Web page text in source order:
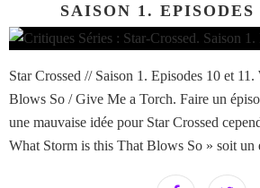
SAISON 1. EPISODES
Star Crossed // Saison 1. Episodes 10 et
Blows So / Give Me a Torch. Faire un
une mauvaise idée pour Star Crossed
What Storm is this That Blows So » soit un